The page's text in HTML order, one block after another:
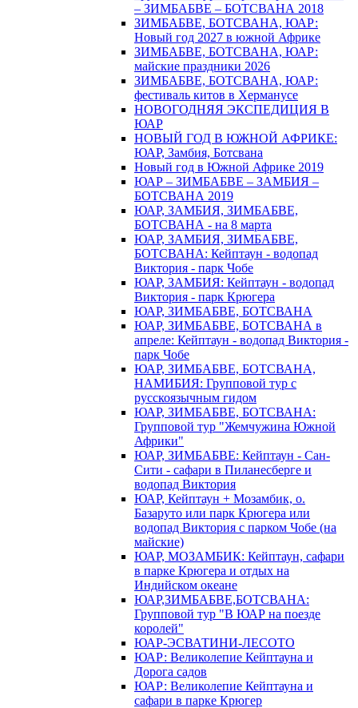
– ЗИМБАБВЕ – БОТСВАНА 2018
ЗИМБАБВЕ, БОТСВАНА, ЮАР:
Новый год 2027 в южной Африке
ЗИМБАБВЕ, БОТСВАНА, ЮАР:
майские праздники 2026
ЗИМБАБВЕ, БОТСВАНА, ЮАР:
фестиваль китов в Херманусе
НОВОГОДНЯЯ ЭКСПЕДИЦИЯ В
ЮАР
НОВЫЙ ГОД В ЮЖНОЙ АФРИКЕ:
ЮАР, Замбия, Ботсвана
Новый год в Южной Африке 2019
ЮАР – ЗИМБАБВЕ – ЗАМБИЯ –
БОТСВАНА 2019
ЮАР, ЗАМБИЯ, ЗИМБАБВЕ,
БОТСВАНА - на 8 марта
ЮАР, ЗАМБИЯ, ЗИМБАБВЕ,
БОТСВАНА: Кейптаун - водопад
Виктория - парк Чобе
ЮАР, ЗАМБИЯ: Кейптаун - водопад
Виктория - парк Крюгера
ЮАР, ЗИМБАБВЕ, БОТСВАНА
ЮАР, ЗИМБАБВЕ, БОТСВАНА в
апреле: Кейптаун - водопад Виктория -
парк Чобе
ЮАР, ЗИМБАБВЕ, БОТСВАНА,
НАМИБИЯ: Групповой тур с
русскоязычным гидом
ЮАР, ЗИМБАБВЕ, БОТСВАНА:
Групповой тур "Жемчужина Южной
Африки"
ЮАР, ЗИМБАБВЕ: Кейптаун - Сан-
Сити - сафари в Пиланесберге и
водопад Виктория
ЮАР, Кейптаун + Мозамбик, о.
Базаруто или парк Крюгера или
водопад Виктория с парком Чобе (на
майские)
ЮАР, МОЗАМБИК: Кейптаун, сафари
в парке Крюгера и отдых на
Индийском океане
ЮАР,ЗИМБАБВЕ,БОТСВАНА:
Групповой тур "В ЮАР на поезде
королей"
ЮАР-ЭСВАТИНИ-ЛЕСОТО
ЮАР: Великолепие Кейптауна и
Дорога садов
ЮАР: Великолепие Кейптауна и
сафари в парке Крюгер